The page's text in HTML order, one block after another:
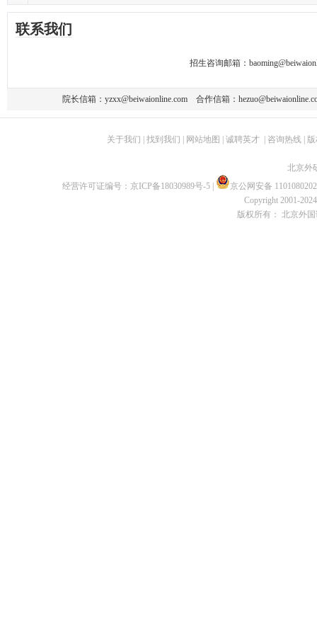
联系我们
招生咨询邮箱：
院长信箱： yzxx@beiwaionline.com 合作信箱：
关于我们 找到我们 网站地图 诚聘英才| 咨询热线|
北京外
经营许可证编号： 京ICP备18030989号-5
京公网安备
Copyright 2001-
版权所有： 北京外